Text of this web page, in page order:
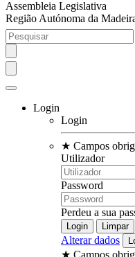
Assembleia Legislativa
Região Autónoma da
Login
Login
★ Campos
Utilizador
Password
Perdeu a sua
Alterar dados
★ Campos